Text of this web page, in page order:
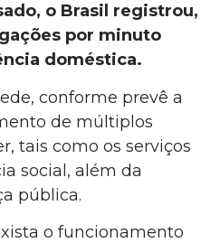
o Brasil registrou,
por minuto
doméstica.
conforme prevê a
de múltiplos
tais como os serviços
social, além da
pública.
o funcionamento